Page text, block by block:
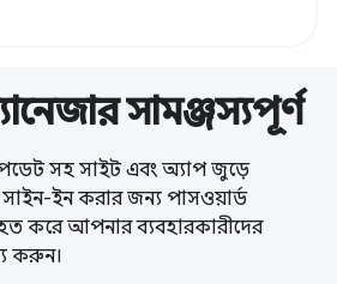
সামঞ্জস্যপূর্ণ
সহ সাইট এবং অ্যাপ জুড়ে
সাইন-ইন করার জন্য পাসওয়ার্ড
করে আপনার ব্যবহারকারীদের
করুন।